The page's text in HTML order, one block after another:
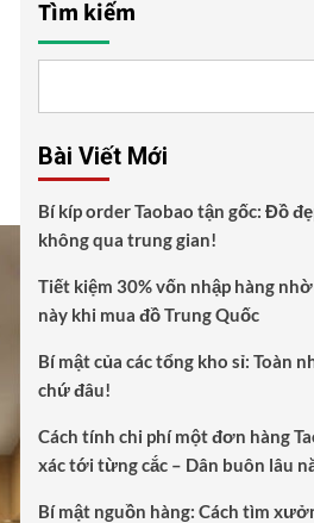
Tìm kiếm
Bài Viết Mới
Bí kíp order Taobao tận gốc: Đồ
không qua trung gian!
Tiết kiệm 30% vốn nhập hàng
này khi mua đồ Trung Quốc
Bí mật của các tổng kho sỉ: Toàn
chứ đâu!
Cách tính chi phí một đơn hàng
xác tới từng cắc – Dân buôn lâu
Bí mật nguồn hàng: Cách tìm